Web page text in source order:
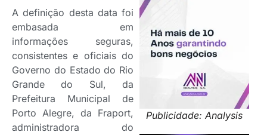
Publicidade: Analysis
A definição desta data foi
embasada em
informações seguras,
consistentes e oficiais do
Governo do Estado do Rio
Grande do Sul, da
Prefeitura Municipal de
Porto Alegre, da Fraport,
administradora do